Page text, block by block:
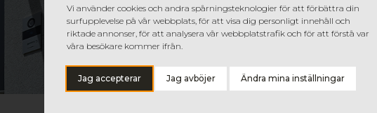
Vi använder cookies och andra spårningsteknologier för att förbättra din
surfupplevelse på vår webbplats, för att visa dig personligt innehåll och
riktade annonser, för att analysera vår webbplatstrafik och för att förstå var
våra besökare kommer ifrån.
Jag accepterar Jag avböjer Ändra mina inställningar